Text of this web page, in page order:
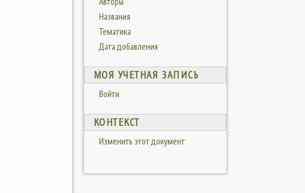
Названия
Тематика
Дата добавления
МОЯ УЧЕТНАЯ ЗАПИСЬ
Войти
КОНТЕКСТ
Изменить этот документ